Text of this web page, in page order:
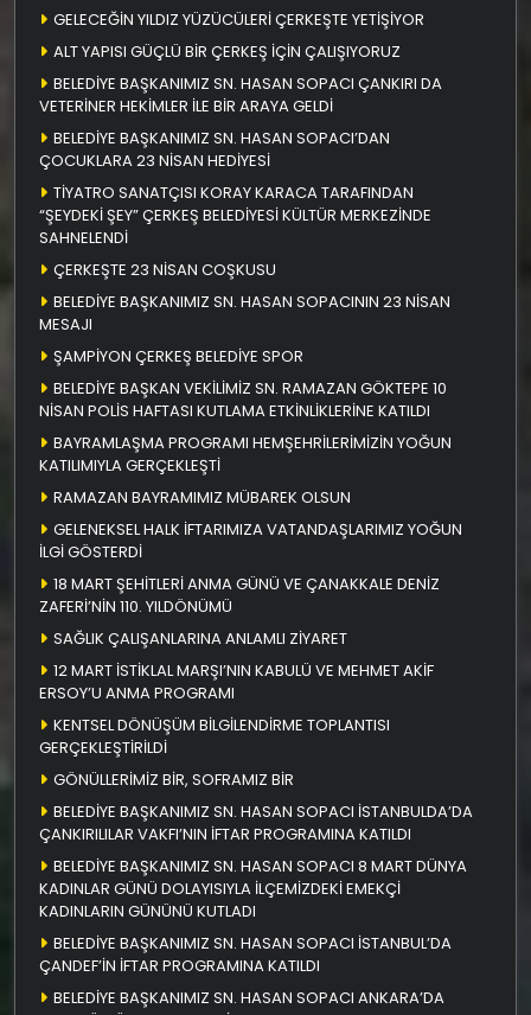
GELECEĞİN YILDIZ YÜZÜCÜLERİ ÇERKEŞTE YETİŞİYOR
ALT YAPISI GÜÇLÜ BİR ÇERKEŞ İÇİN ÇALIŞIYORUZ
BELEDİYE BAŞKANIMIZ SN. HASAN SOPACI ÇANKIRI DA
VETERİNER HEKİMLER İLE BİR ARAYA GELDİ
BELEDİYE BAŞKANIMIZ SN. HASAN SOPACI’DAN
ÇOCUKLARA 23 NİSAN HEDİYESİ
TİYATRO SANATÇISI KORAY KARACA TARAFINDAN
“ŞEYDEKİ ŞEY” ÇERKEŞ BELEDİYESİ KÜLTÜR MERKEZİNDE
SAHNELENDİ
ÇERKEŞTE 23 NİSAN COŞKUSU
BELEDİYE BAŞKANIMIZ SN. HASAN SOPACININ 23 NİSAN
MESAJI
ŞAMPİYON ÇERKEŞ BELEDİYE SPOR
BELEDİYE BAŞKAN VEKİLİMİZ SN. RAMAZAN GÖKTEPE 10
NİSAN POLİS HAFTASI KUTLAMA ETKİNLİKLERİNE KATILDI
BAYRAMLAŞMA PROGRAMI HEMŞEHRİLERİMİZİN YOĞUN
KATILIMIYLA GERÇEKLEŞTİ
RAMAZAN BAYRAMIMIZ MÜBAREK OLSUN
GELENEKSEL HALK İFTARIMIZA VATANDAŞLARIMIZ YOĞUN
İLGİ GÖSTERDİ
18 MART ŞEHİTLERİ ANMA GÜNÜ VE ÇANAKKALE DENİZ
ZAFERİ’NİN 110. YILDÖNÜMÜ
SAĞLIK ÇALIŞANLARINA ANLAMLI ZİYARET
12 MART İSTİKLAL MARŞI’NIN KABULÜ VE MEHMET AKİF
ERSOY’U ANMA PROGRAMI
KENTSEL DÖNÜŞÜM BİLGİLENDİRME TOPLANTISI
GERÇEKLEŞTİRİLDİ
GÖNÜLLERİMİZ BİR, SOFRAMIZ BİR
BELEDİYE BAŞKANIMIZ SN. HASAN SOPACI İSTANBULDA’DA
ÇANKIRILILAR VAKFI’NIN İFTAR PROGRAMINA KATILDI
BELEDİYE BAŞKANIMIZ SN. HASAN SOPACI 8 MART DÜNYA
KADINLAR GÜNÜ DOLAYISIYLA İLÇEMİZDEKİ EMEKÇİ
KADINLARIN GÜNÜNÜ KUTLADI
BELEDİYE BAŞKANIMIZ SN. HASAN SOPACI İSTANBUL’DA
ÇANDEF’İN İFTAR PROGRAMINA KATILDI
BELEDİYE BAŞKANIMIZ SN. HASAN SOPACI ANKARA’DA